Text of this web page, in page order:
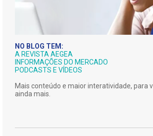
NO BLOG TEM:
A REVISTA AEGEA
INFORMAÇÕES DO MERCADO
PODCASTS E VÍDEOS
Mais conteúdo e maior interatividade, para
ainda mais.